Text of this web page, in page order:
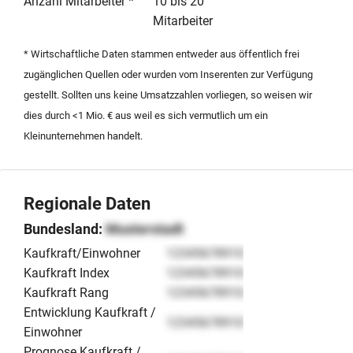
oder stille Beteiligungen mit attraktiver Verzinsung. Der
exzellente Rahmenbedingungen. Das Angebot richtet
sich an strategische Partner oder Investoren, die das
bestehende Geschäftsmodell gemeinsam mit dem
erfahrenen Team weiterentwickeln möchten.
Mitarbeiter
* Wirtschaftliche Daten stammen entweder aus öffentlich frei
zugänglichen Quellen oder wurden vom Inserenten zur Verfügung
gestellt. Sollten uns keine Umsatzzahlen vorliegen, so weisen wir
dies durch <1 Mio. € aus weil es sich vermutlich um ein
Kleinunternehmen handelt.
Regionale Daten
Bundesland: Musterstadt
Kaufkraft/Einwohner
12345678910
Kaufkraft Index
12345678910
Kaufkraft Rang
12345678910
Entwicklung Kaufkraft /
Einwohner
12345678910